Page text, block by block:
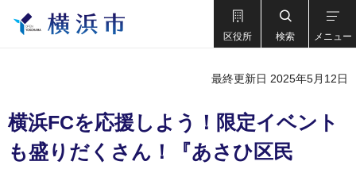
区役所 検索 メニュー
最終更新日 2025年5月12日
横浜FCを応援しよう！限定イベント
も盛りだくさん！『あさひ区民